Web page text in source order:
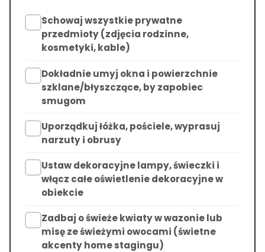
Schowaj wszystkie prywatne
przedmioty (zdjęcia rodzinne,
kosmetyki, kable)
Dokładnie umyj okna i powierzchnie
szklane/błyszczące, by zapobiec
smugom
Uporządkuj łóżka, pościele, wyprasuj
narzuty i obrusy
Ustaw dekoracyjne lampy, świeczki i
włącz całe oświetlenie dekoracyjne w
obiekcie
Zadbaj o świeże kwiaty w wazonie lub
misę ze świeżymi owocami (świetne
akcenty home stagingu)